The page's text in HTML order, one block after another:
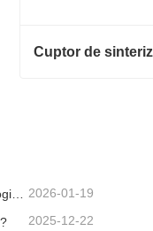
Prețul și disponibilitatea soluțiilor stomatologice moderne 2026-01-19
2025-12-22